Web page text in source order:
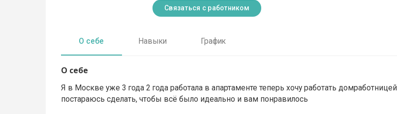
Связаться с работником
О себе Навыки График
О себе
Я в Москве уже 3 года 2 года работала в апартаменте теперь хочу работать домработницей
постараюсь сделать, чтобы всё было идеально и вам понравилось